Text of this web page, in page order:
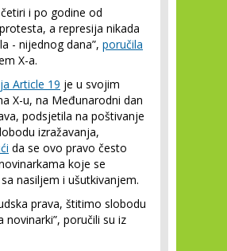
i po godine od
a represija nikada
- nijednog dana”, poručila
X-a.
Article 19 je u svojim
X-u, na Međunarodni dan
podsjetila na poštivanje
izražavanja,
da se ovo pravo često
koje se
nasiljem i ušutkivanjem.
prava, štitimo slobodu
novinarki”, poručili su iz